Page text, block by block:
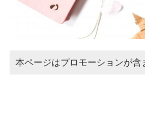
本ページはプロモーションが含